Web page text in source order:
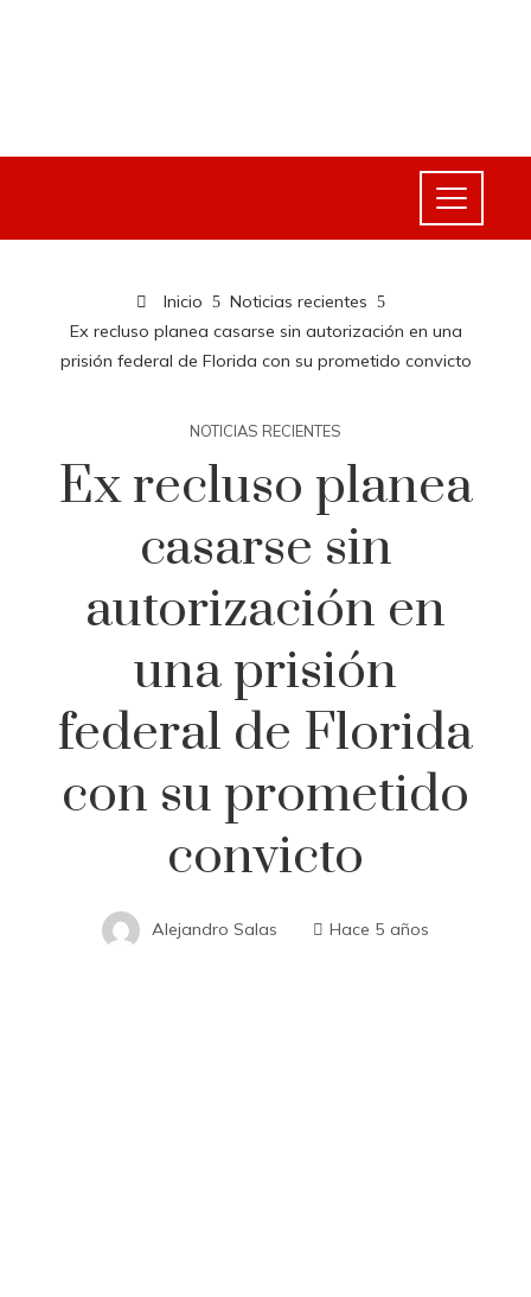
Inicio
Noticias recientes
Ex recluso planea casarse sin autorización en una
prisión federal de Florida con su prometido convicto
NOTICIAS RECIENTES
Ex recluso planea
casarse sin
autorización en
una prisión
federal de Florida
con su prometido
convicto
Alejandro Salas Hace 5 años